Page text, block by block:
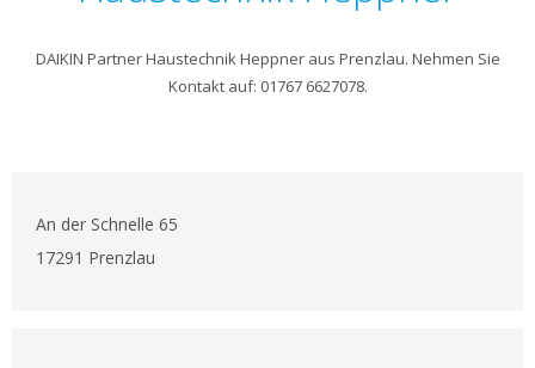
DAIKIN Partner Haustechnik Heppner aus Prenzlau. Nehmen Sie
Kontakt auf: 01767 6627078.
An der Schnelle 65
17291 Prenzlau